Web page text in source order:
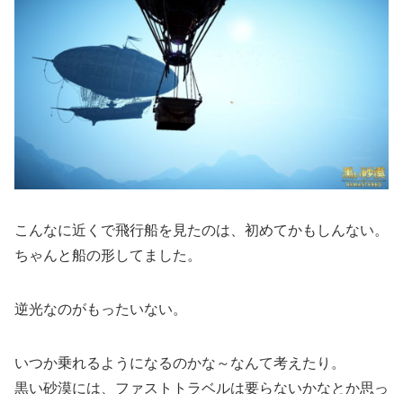
こんなに近くで飛行船を見たのは、初めてかもしんない。
ちゃんと船の形してました。
逆光なのがもったいない。
いつか乗れるようになるのかな～なんて考えたり。
黒い砂漠には、ファストトラベルは要らないかなとか思っ